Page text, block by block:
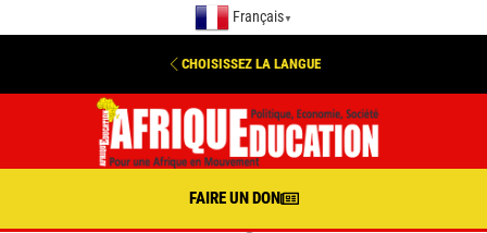
Français ▼
CHOISISSEZ LA LANGUE
FAIRE UN DON